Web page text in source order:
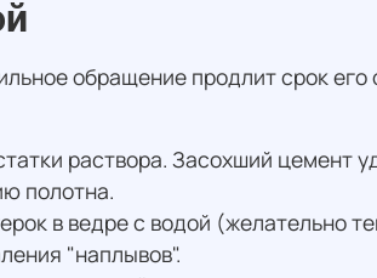
обращение продлит срок
раствора. Засохший цемент
полотна.
в ведре с водой (желательно
"наплывов".